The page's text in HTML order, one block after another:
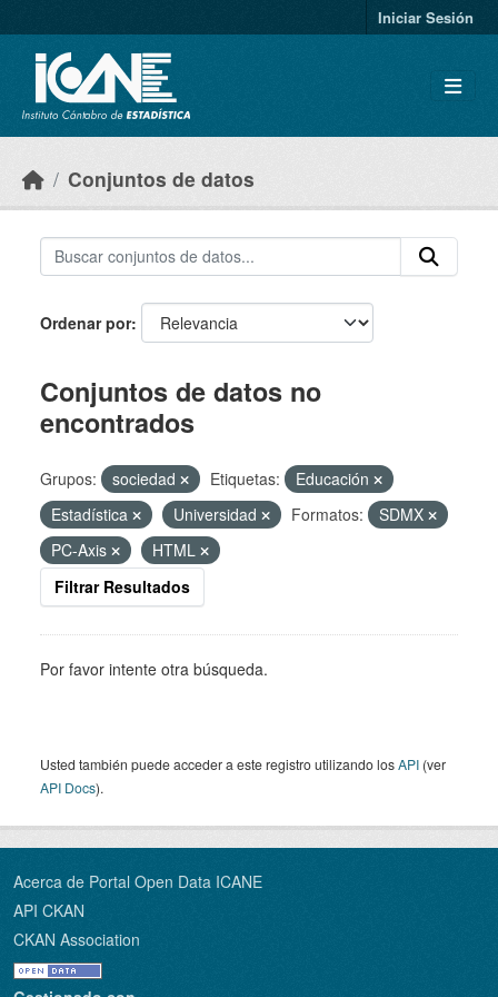
Iniciar Sesión
Conjuntos de datos
Ordenar por
Conjuntos de datos no
encontrados
Grupos: sociedad Etiquetas:
Educación
Estadística
Universidad Formatos:
SDMX
PC-Axis
HTML
Filtrar Resultados
Por favor intente otra búsqueda.
Usted también puede acceder a este registro utilizando losAPI (ver
API Docs).
Acerca de Portal Open Data ICANE
API CKAN
CKAN Association